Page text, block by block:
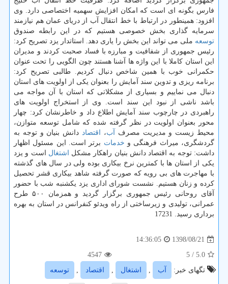
فارس بگونه ای است كه امكان افزایش سهمیه اختصاصی دارد. وی
افزود: همینطور در ارتباط با خط انتقال آب از دریای عمان هم نیازمند
سرمایه گذاری بخش خصوصی هستیم كه در این رابطه صندوق
توسعه ملی می تواند این بخش را یاری دهد. استاتدار یزد تصریح كرد:
رئیس جمهوری از شفافیت و مبارزه با فساد صحبت كردند و مدیران
این استان كاملا با این واژه ها آشنا هستند چون الگویی را تحت عنوان
حكمرانی خوب با همین شاخص دنبال كردیم. طالبی تصریح كرد:
برنامه ریزی و تدوین سند آمایش را بعنوان یكی از اولویت های استان
دنبال می نماییم و بسیاری از مشكلاتی كه استان با آن مواجه می
باشد ناشی از نبود این سند است. وی از استخراج اولویت های
راهبردی در چارچوب سند آمایش اطلاع داد و خاطرنشان كرد: چهار
محور بعنوان اولویت در نظر گرفته شده كه شامل توسعه متوازن،
محیط زیست و مدیریت مصرف آب، اقتصاد دانش بنیان و توجه به
گردشگری، میراث فرهنگی و خدمات برتر است. این مسئول اظهار
داشت: توجه به اقتصاد دانش بنیان راهكار مشكل اشتغال است و یزد
یكی از استان ها با كمترین نرخ بیكاری بوده ولی در سال های گذشته
با مهاجرت های بی رویه كه صورت گرفته شاهد بیكاری قشر تحصیل
كرده و زنان هستیم. نشست شورای اداری یزد یكشنبه شب با حضور
آقای روحانی رئیس جمهوری برگزار گردید و همزمان ۵۰۰ طرح
عمرانی، تولیدی و زیرساختی از راه ویدئو كنفرانس در استان به بهره
برداری رسید. 17231
1398/08/21
14:36:05
5.0
/ 5
4547
تگهای خبر:
آب , اشتغال , اقتصاد , توسعه